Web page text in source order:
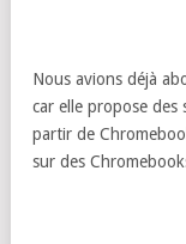
Nous avions déjà
car elle propose
partir de
sur des